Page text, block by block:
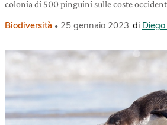
colonia di 500 pinguini sulle coste
Biodiversità 25 gennaio 2023 di